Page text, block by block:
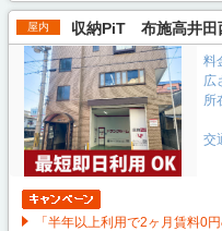
屋内 収納PiT 布施高井田
料
広
所
交
「半年以上利用で2ヶ月賃料0